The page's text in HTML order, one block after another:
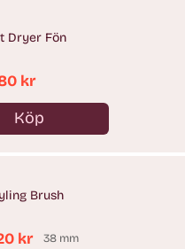
Dryer Fön
kr
Köp
Brush
kr 38 mm